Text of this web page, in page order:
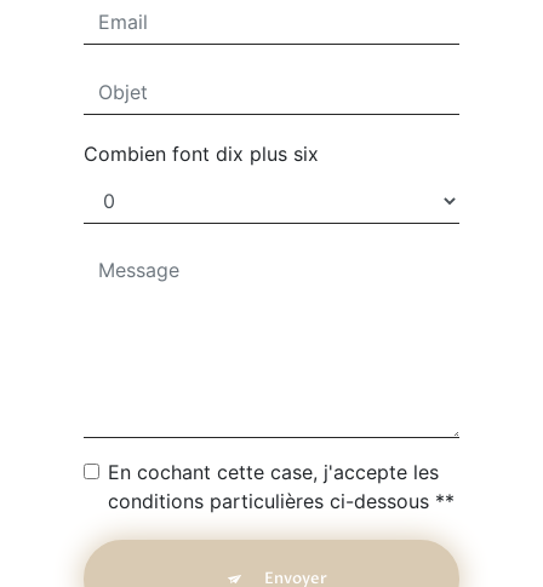
Combien font dix plus six
En cochant cette case, j'accepte les
conditions particulières ci-dessous **
Envoyer